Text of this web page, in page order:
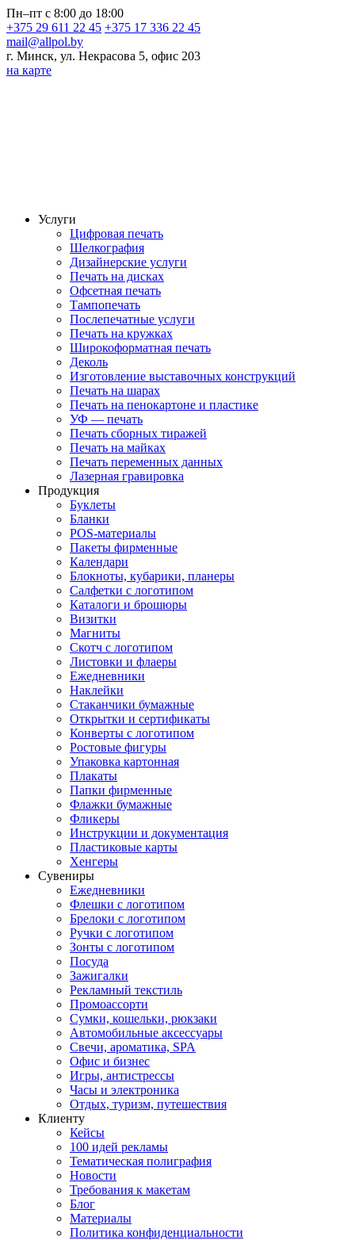
Пн–пт с 8:00 до 18:00
+375 29 611 22 45 +375 17 336 22 45
mail@allpol.by
г. Минск, ул. Некрасова 5, офис 203
на карте
Услуги
Цифровая печать
Шелкография
Дизайнерские услуги
Печать на дисках
Офсетная печать
Тампопечать
Послепечатные услуги
Печать на кружках
Широкоформатная печать
Деколь
Изготовление выставочных конструкций
Печать на шарах
Печать на пенокартоне и пластике
УФ — печать
Печать сборных тиражей
Печать на майках
Печать переменных данных
Лазерная гравировка
Продукция
Буклеты
Бланки
POS-материалы
Пакеты фирменные
Календари
Блокноты, кубарики, планеры
Салфетки с логотипом
Каталоги и брошюры
Визитки
Магниты
Скотч с логотипом
Листовки и флаеры
Ежедневники
Наклейки
Стаканчики бумажные
Открытки и сертификаты
Конверты с логотипом
Ростовые фигуры
Упаковка картонная
Плакаты
Папки фирменные
Флажки бумажные
Фликеры
Инструкции и документация
Пластиковые карты
Хенгеры
Сувениры
Ежедневники
Флешки с логотипом
Брелоки с логотипом
Ручки с логотипом
Зонты с логотипом
Посуда
Зажигалки
Рекламный текстиль
Промоассорти
Сумки, кошельки, рюкзаки
Автомобильные аксессуары
Свечи, ароматика, SPA
Офис и бизнес
Игры, антистрессы
Часы и электроника
Отдых, туризм, путешествия
Клиенту
Кейсы
100 идей рекламы
Тематическая полиграфия
Новости
Требования к макетам
Блог
Материалы
Политика конфиденциальности